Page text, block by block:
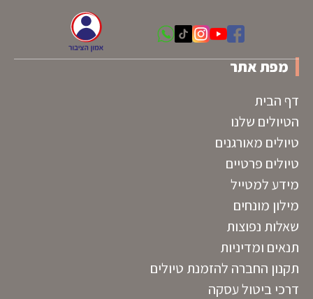
מפת אתר
דף הבית
הטיולים שלנו
טיולים מאורגנים
טיולים פרטיים
מידע למטייל
מילון מונחים
שאלות נפוצות
תנאים ומדיניות
תקנון החברה להזמנת טיולים
דרכי ביטול עסקה